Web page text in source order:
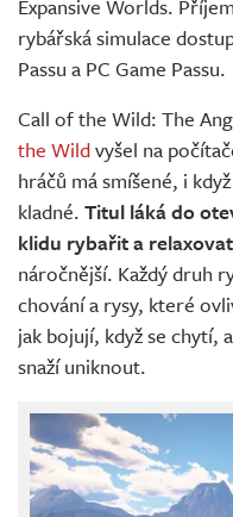
Expansive Worlds.
rybářská simulace
Passu a PC Game Passu.
Call of the Wild: The
the Wildvyšel na
hráčů má smíšené, i
kladné. Titul láká do
klidu rybařit a relaxovat
náročnější. Každý druh
chování a rysy, které
jak bojují, když se chytí,
snaží uniknout.